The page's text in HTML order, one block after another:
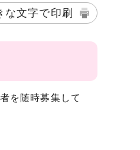
な文字で印刷
を随時募集して